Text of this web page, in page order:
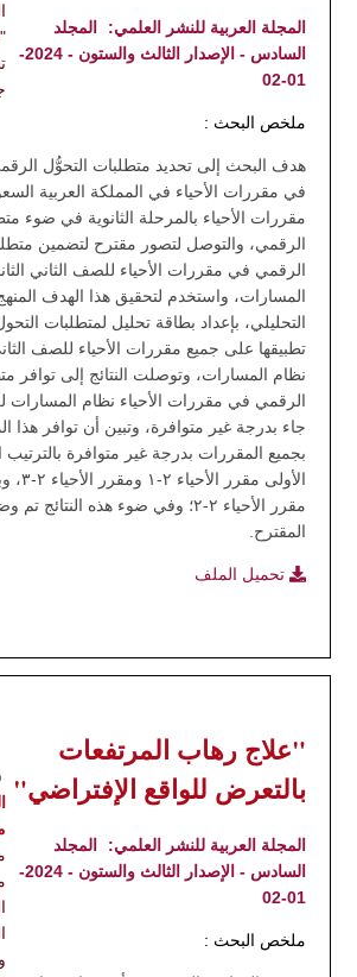
المجلة العربية للنشر العلمي:
المجلد
السادس - الإصدار الثالث والستون - 2024-
01-02
ملخص البحث :
هدف البحث إلى تحديد متطلبات التحوُّل
في مقررات الأحياء في المملكة العربية
مقررات الأحياء بالمرحلة الثانوية في ضوء
الرقمي، والتوصل لتصور مقترح لتضمين
المسارات، واستخدم لتحقيق هذا الهدف
التحليلي، بإعداد بطاقة تحليل لمتطلبات
نظام المسارات، وتوصلت النتائج إلى توافر
الرقمي في مقررات الأحياء نظام المسارات
جاء بدرجة غير متوافرة، وتبين أن توافر هذا
بجميع المقررات بدرجة غير متوافرة بالترتيب
الأولى
مقرر الأحياء ٢-٢؛ وفي ضوء هذه النتائج
المقترح.
تحميل الملف
"علاج رهاب المرتفعات
بالتعرض للواقع الإفتراضي"
المجلة العربية للنشر العلمي:
المجلد
السادس - الإصدار الثالث والستون - 2024-
01-02
ملخص البحث :